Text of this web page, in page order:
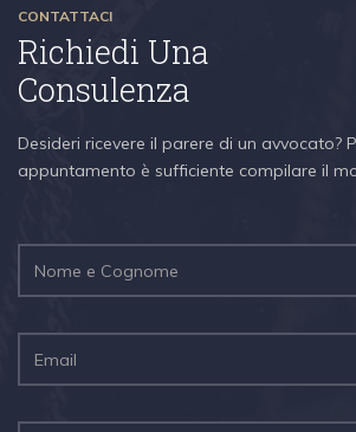
CONTATTACI
Richiedi Una
Consulenza
Desideri ricevere il parere di un avvocato?
appuntamento è sufficiente compilare il